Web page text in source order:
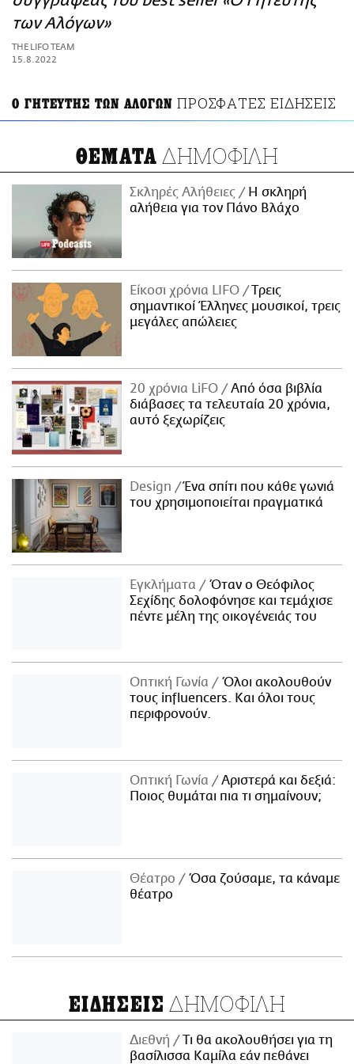
ΑΜΠΑ
PRINT
των Αλόγων»
THE LIFO TEAM
15.8.2022
Ο ΓΗΤΕΥΤΗΣ ΤΩΝ ΑΛΟΓΩΝ ΠΡΟΣΦΑΤΕΣ ΕΙΔΗΣΕΙΣ
ΘΕΜΑΤΑ ΔΗΜΟΦΙΛΗ
Σκληρές Αλήθειες
H σκληρή
αλήθεια για τον Πάνο Βλάχο
Είκοσι χρόνια LIFO
Tρεις
σημαντικοί Έλληνες μουσικοί, τρεις
μεγάλες απώλειες
20 χρόνια LiFO
Από όσα βιβλία
διάβασες τα τελευταία 20 χρόνια,
αυτό ξεχωρίζεις
Design
Ένα σπίτι που κάθε γωνιά
του χρησιμοποιείται πραγματικά
Εγκλήματα
Όταν ο Θεόφιλος
Σεχίδης δολοφόνησε και τεμάχισε
πέντε μέλη της οικογένειάς του
Οπτική Γωνία
Όλοι ακολουθούν
τους influencers. Και όλοι τους
περιφρονούν.
Οπτική Γωνία
Αριστερά και δεξιά:
Ποιος θυμάται πια τι σημαίνουν;
Θέατρο
Όσα ζούσαμε, τα κάναμε
θέατρο
ΕΙΔΗΣΕΙΣ ΔΗΜΟΦΙΛΗ
Διεθνή
Τι θα ακολουθήσει για τη
βασίλισσα Καμίλα εάν πεθάνει